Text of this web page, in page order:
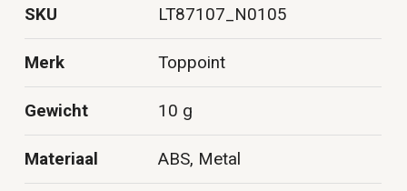
SKU LT87107_N0105
Merk Toppoint
Gewicht 10 g
Materiaal ABS, Metal